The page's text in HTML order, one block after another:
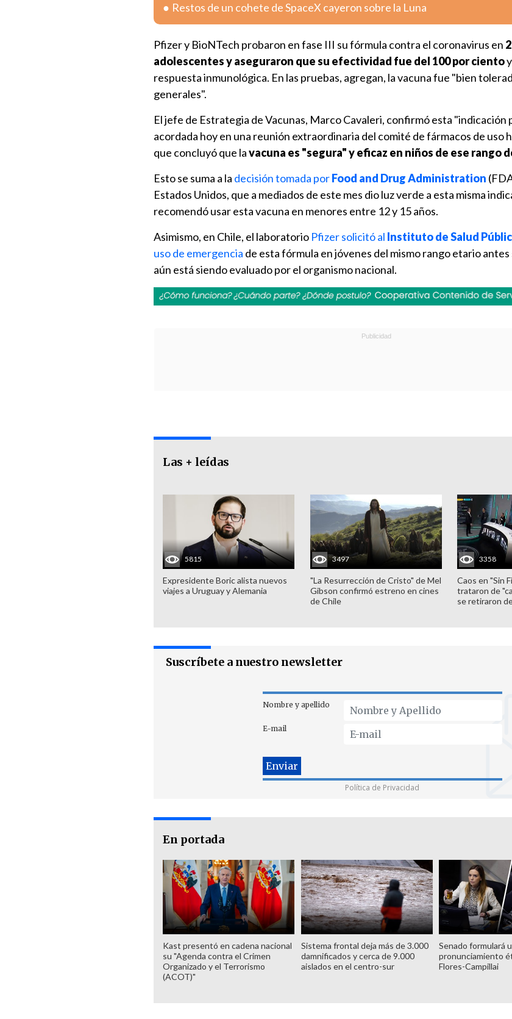
Restos de un cohete de SpaceX cayeron sobre la Luna
Pfizer y BioNTech probaron en fase III su fórmula contra el coronavirus en
adolescentes y aseguraron que su efectividad fue del 100 por ciento
respuesta inmunológica. En las pruebas, agregan, la vacuna fue "bien
generales".
El jefe de Estrategia de Vacunas, Marco Cavaleri, confirmó esta "indicación
acordada hoy en una reunión extraordinaria del comité de fármacos de uso
que concluyó que lavacuna es "segura" y eficaz en niños de ese rango
Esto se suma a la decisión tomada porFood and Drug Administration
Estados Unidos, que a mediados de este mes dio luz verde a esta misma
recomendó usar esta vacuna en menores entre 12 y 15 años.
Asimismo, en Chile, el laboratorio Pfizer solicitó al Instituto de Salud
uso de emergencia de esta fórmula en jóvenes del mismo rango etario antes
aún está siendo evaluado por el organismo nacional.
Las + leídas
5815
Expresidente Boric alista nuevos
viajes a Uruguay y Alemania
3497
"La Resurrección de Cristo" de Mel
Gibson confirmó estreno en cines
de Chile
3358
Caos en "Sin
trataron de
se retiraron
Suscríbete a nuestro newsletter
Nombre y apellido
E-mail
Política de Privacidad
En portada
Kast presentó en cadena nacional
su "Agenda contra el Crimen
Organizado y el Terrorismo
(ACOT)"
Sistema frontal deja más de 3.000
damnificados y cerca de 9.000
aislados en el centro-sur
Senado formulará
pronunciamiento
Flores-Campillai